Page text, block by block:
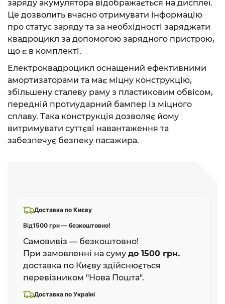
Доставка по Києву
Від1500 грн — безкоштовно!
Самовивіз — безкоштовно!
При замовленні на суму до 1500 грн.
доставка по Києву здійснюється
перевізником "Нова Пошта".
Доставка по Україні
заряду акумулятора відображається на дисплеї.
Це дозволить вчасно отримувати інформацію
про статус заряду та за необхідності заряджати
квадроцикл за допомогою зарядного пристрою,
що є в комплекті.
Електроквадроцикл оснащений ефективними
амортизаторами та має міцну конструкцію,
збільшену сталеву раму з пластиковим обвісом,
передній протиударний бампер із міцного
сплаву. Така конструкція дозволяє йому
витримувати суттєві навантаження та
забезпечує безпеку пасажира.